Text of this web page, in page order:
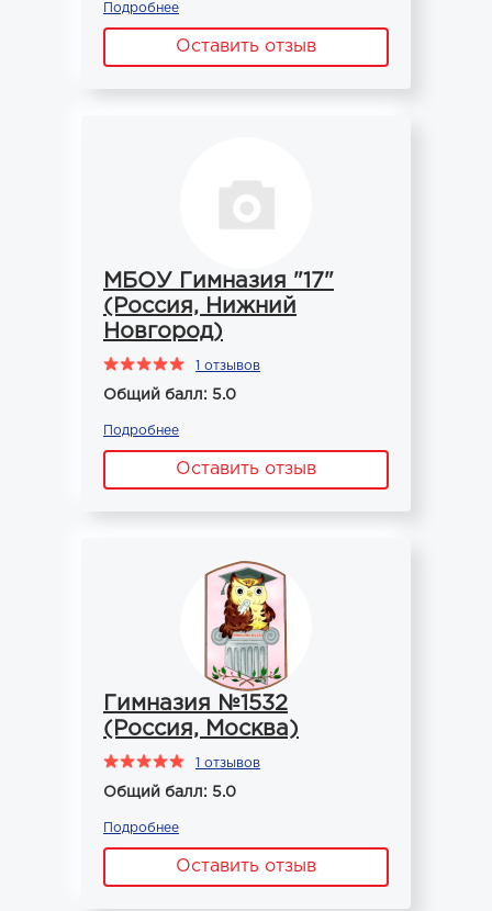
Подробнее
Оставить отзыв
МБОУ Гимназия "17"
(Россия, Нижний
Новгород)
1 отзывов
Общий балл: 5.0
Подробнее
Оставить отзыв
Гимназия №1532
(Россия, Москва)
1 отзывов
Общий балл: 5.0
Подробнее
Оставить отзыв